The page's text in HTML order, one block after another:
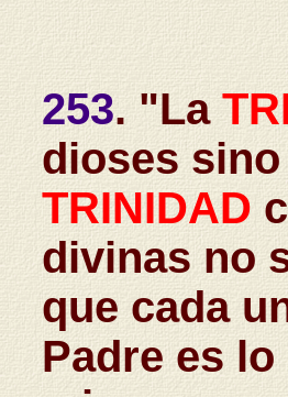
253. "La
dioses
TRINIDAD
divinas no
que cada
Padre es